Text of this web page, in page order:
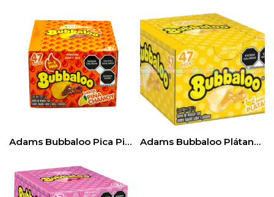
Adams Bubbaloo Pica Piña Chamoy 47pcs Adams Bubbaloo Plátano 47pz